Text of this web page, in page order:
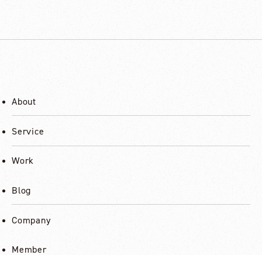
About
Service
Work
Blog
Company
Member